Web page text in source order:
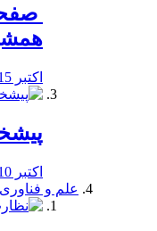
اکتبر 15, 2019
اکتبر 10, 2019
علم و فناوری